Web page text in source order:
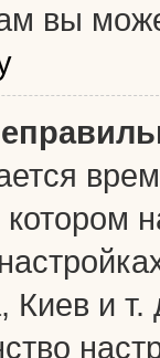
вы
котором
Киев и